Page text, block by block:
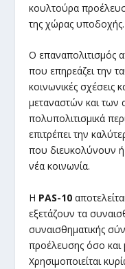
κουλτούρα
της χώρας υποδοχής.
Ο επαναπολιτισμός
που επηρεάζει την
κοινωνικές σχέσεις
μεταναστών και
πολυπολιτισμικά
επιτρέπει την
που διευκολύνουν ή
νέα κοινωνία.
Η PAS-10
εξετάζουν τα
συναισθηματικής
προέλευσης όσο
Χρησιμοποιείται